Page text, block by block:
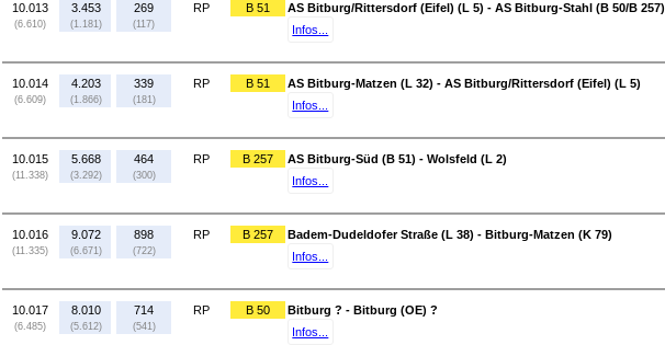
10.013
(6.610)
3.453
(1.181)
269
(117)
RP B 51
AS Bitburg/Rittersdorf (Eifel) (L 5) - AS Bitburg-Stahl (B 50/B 257)
Infos...
10.014
(6.609)
4.203
(1.866)
339
(181)
RP B 51
AS Bitburg-Matzen (L 32) - AS Bitburg/Rittersdorf (Eifel) (L 5)
Infos...
10.015
(11.338)
5.668
(3.292)
464
(300)
RP B 257
AS Bitburg-Süd (B 51) - Wolsfeld (L 2)
Infos...
10.016
(11.335)
9.072
(6.671)
898
(722)
RP B 257
Badem-Dudeldofer Straße (L 38) - Bitburg-Matzen (K 79)
Infos...
10.017
(6.485)
8.010
(5.612)
714
(541)
RP B 50
Bitburg ? - Bitburg (OE) ?
Infos...